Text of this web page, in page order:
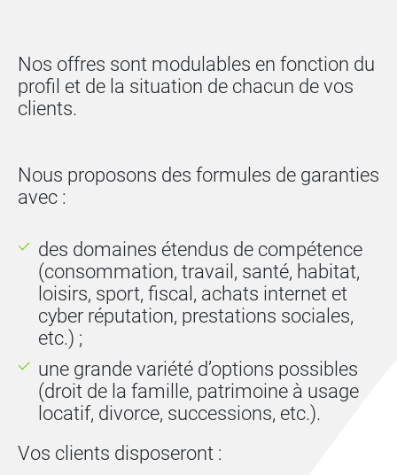
Nos offres sont modulables en fonction du
profil et de la situation de chacun de vos
clients.
Nous proposons des formules de garanties
avec :
des domaines étendus de compétence
(consommation, travail, santé, habitat,
loisirs, sport, fiscal, achats internet et
cyber réputation, prestations sociales,
etc.) ;
une grande variété d’options possibles
(droit de la famille, patrimoine à usage
locatif, divorce, successions, etc.).
Vos clients disposeront :